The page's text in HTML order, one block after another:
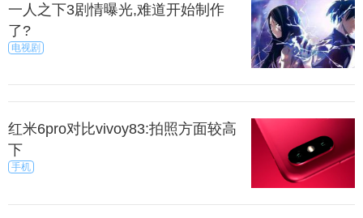
一人之下3剧情曝光,难道开始制作
了?
电视剧
红米6pro对比vivoy83:拍照方面较高
下
手机